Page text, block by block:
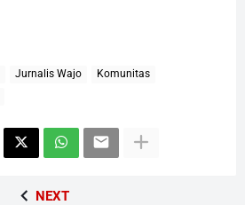
Jurnalis Wajo
Komunitas
NEXT